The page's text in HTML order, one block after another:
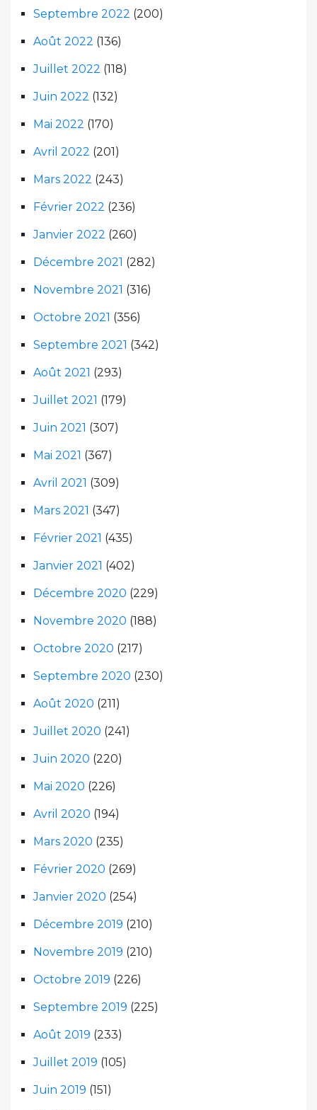
Septembre 2022 (200)
Août 2022 (136)
Juillet 2022 (118)
Juin 2022 (132)
Mai 2022 (170)
Avril 2022 (201)
Mars 2022 (243)
Février 2022 (236)
Janvier 2022 (260)
Décembre 2021 (282)
Novembre 2021 (316)
Octobre 2021 (356)
Septembre 2021 (342)
Août 2021 (293)
Juillet 2021 (179)
Juin 2021 (307)
Mai 2021 (367)
Avril 2021 (309)
Mars 2021 (347)
Février 2021 (435)
Janvier 2021 (402)
Décembre 2020 (229)
Novembre 2020 (188)
Octobre 2020 (217)
Septembre 2020 (230)
Août 2020 (211)
Juillet 2020 (241)
Juin 2020 (220)
Mai 2020 (226)
Avril 2020 (194)
Mars 2020 (235)
Février 2020 (269)
Janvier 2020 (254)
Décembre 2019 (210)
Novembre 2019 (210)
Octobre 2019 (226)
Septembre 2019 (225)
Août 2019 (233)
Juillet 2019 (105)
Juin 2019 (151)